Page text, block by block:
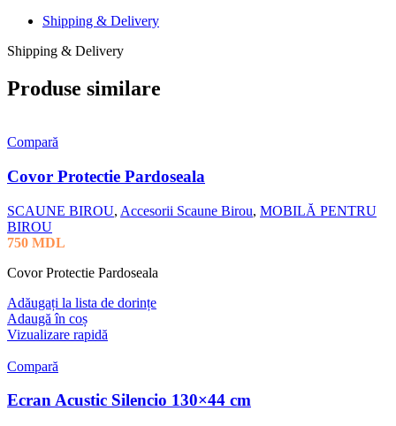
Shipping & Delivery
Shipping & Delivery
Produse similare
Compară
Covor Protectie Pardoseala
SCAUNE BIROU, Accesorii Scaune Birou, MOBILĂ PENTRU
BIROU
750 MDL
Covor Protectie Pardoseala
Adăugați la lista de dorințe
Adaugă în coș
Vizualizare rapidă
Compară
Ecran Acustic Silencio 130×44 cm